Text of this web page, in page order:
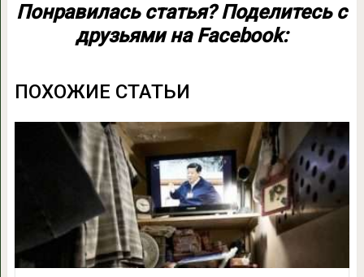
Понравилась статья? Поделитесь с
друзьями на Facebook:
ПОХОЖИЕ СТАТЬИ